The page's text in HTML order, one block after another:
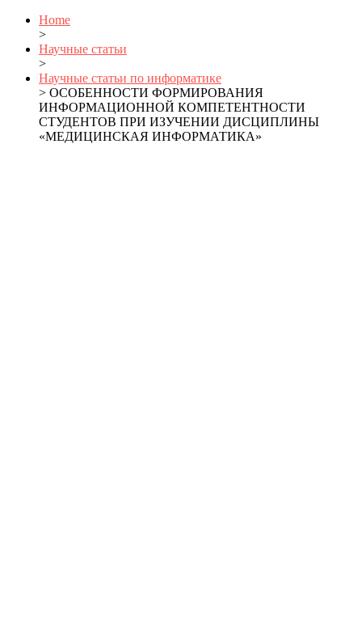
Home
>
Научные статьи
>
Научные статьи по информатике
> ОСОБЕННОСТИ ФОРМИРОВАНИЯ
ИНФОРМАЦИОННОЙ КОМПЕТЕНТНОСТИ
СТУДЕНТОВ ПРИ ИЗУЧЕНИИ ДИСЦИПЛИНЫ
«МЕДИЦИНСКАЯ ИНФОРМАТИКА»